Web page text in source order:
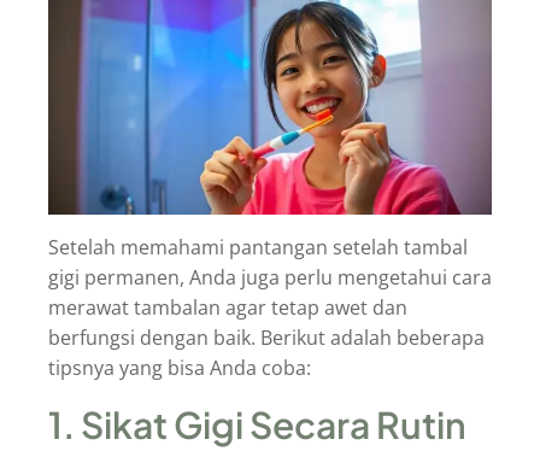
Setelah memahami pantangan setelah tambal
gigi permanen, Anda juga perlu mengetahui cara
merawat tambalan agar tetap awet dan
berfungsi dengan baik. Berikut adalah beberapa
tipsnya yang bisa Anda coba:
1. Sikat Gigi Secara Rutin